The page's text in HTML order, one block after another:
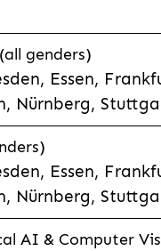
genders)
Essen,
Nürnberg,
Essen,
Nürnberg,
AI & Computer